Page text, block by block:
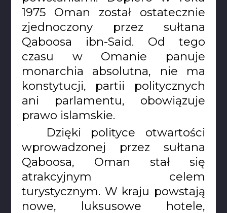
1975 Oman został ostatecznie
zjednoczony przez sułtana
Qaboosa ibn-Said. Od tego
czasu w Omanie panuje
monarchia absolutna, nie ma
konstytucji, partii politycznych
ani parlamentu, obowiązuje
prawo islamskie.
Dzięki polityce otwartości
wprowadzonej przez sułtana
Qaboosa, Oman stał się
atrakcyjnym celem
turystycznym. W kraju powstają
nowe, luksusowe hotele,